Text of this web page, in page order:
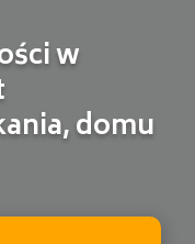
w
domu